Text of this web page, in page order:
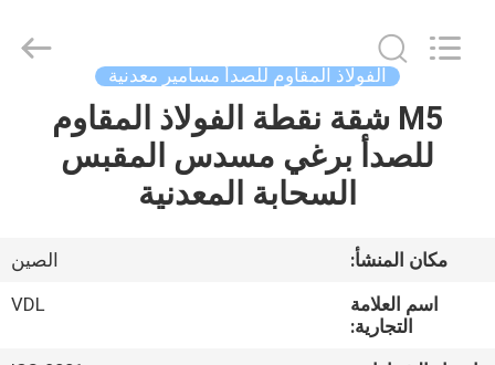
الصفحة
الرئيسية
معلومات
الفولاذ المقاوم للصدأ مسامير معدنية
M5 شقة نقطة الفولاذ المقاوم
للصدأ برغي مسدس المقبس
السحابة المعدنية
مكان المنشأ:
الصين
اسم العلامة
التجارية:
VDL